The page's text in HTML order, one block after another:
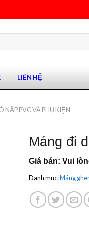
LIÊN HỆ
NẮP PVC VÀ PHỤ KIỆN
Máng đi
Giá bán: Vui
Danh mục:Máng